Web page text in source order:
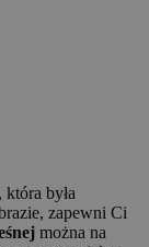
, która była
zapewni Ci
można na